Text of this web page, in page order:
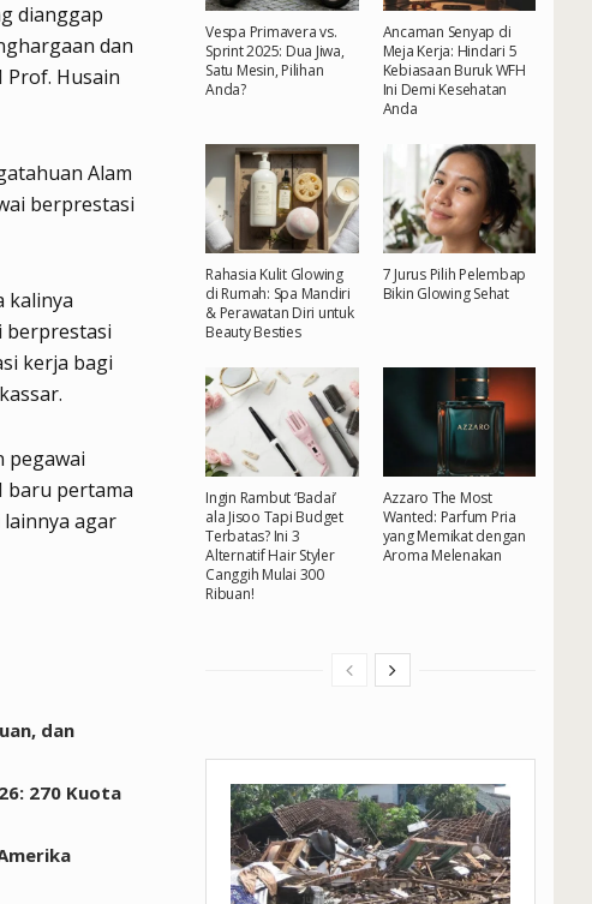
dianggap
dan
Husain
Alam
berprestasi
kalinya
berprestasi
kerja bagi
pegawai
baru pertama
agar
dan
270 Kuota
Vespa Primavera vs.
Sprint 2025: Dua Jiwa,
Satu Mesin, Pilihan
Anda?
Ancaman Senyap di
Meja Kerja: Hindari 5
Kebiasaan Buruk WFH
Ini Demi Kesehatan
Anda
Rahasia Kulit Glowing
di Rumah: Spa Mandiri
& Perawatan Diri untuk
Beauty Besties
7 Jurus Pilih Pelembap
Bikin Glowing Sehat
Ingin Rambut ‘Badai’
ala Jisoo Tapi Budget
Terbatas? Ini 3
Alternatif Hair Styler
Canggih Mulai 300
Ribuan!
Azzaro The Most
Wanted: Parfum Pria
yang Memikat dengan
Aroma Melenakan